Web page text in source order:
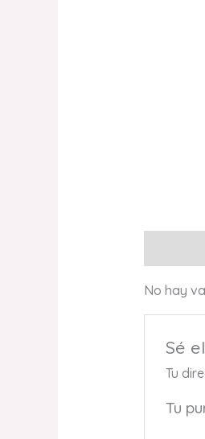
No hay
Sé
Tu
Tu